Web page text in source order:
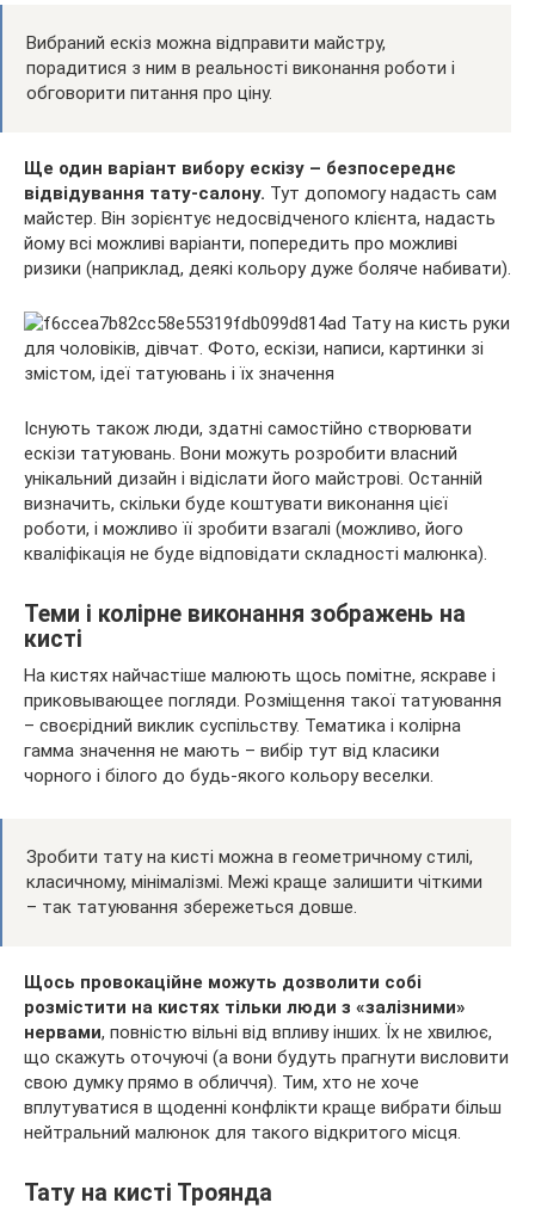
Вибраний ескіз можна відправити майстру,
порадитися з ним в реальності виконання роботи і
обговорити питання про ціну.
Ще один варіант вибору ескізу – безпосереднє
відвідування тату-салону. Тут допомогу надасть сам
майстер. Він зорієнтує недосвідченого клієнта, надасть
йому всі можливі варіанти, попередить про можливі
ризики (наприклад, деякі кольору дуже боляче набивати).
Існують також люди, здатні самостійно створювати
ескізи татуювань. Вони можуть розробити власний
унікальний дизайн і відіслати його майстрові. Останній
визначить, скільки буде коштувати виконання цієї
роботи, і можливо її зробити взагалі (можливо, його
кваліфікація не буде відповідати складності малюнка).
Теми і колірне виконання зображень на
кисті
На кистях найчастіше малюють щось помітне, яскраве і
приковывающее погляди. Розміщення такої татуювання
– своєрідний виклик суспільству. Тематика і колірна
гамма значення не мають – вибір тут від класики
чорного і білого до будь-якого кольору веселки.
Зробити тату на кисті можна в геометричному стилі,
класичному, мінімалізмі. Межі краще залишити чіткими
– так татуювання збережеться довше.
Щось провокаційне можуть дозволити собі
розмістити на кистях тільки люди з «залізними»
нервами, повністю вільні від впливу інших. Їх не хвилює,
що скажуть оточуючі (а вони будуть прагнути висловити
свою думку прямо в обличчя). Тим, хто не хоче
вплутуватися в щоденні конфлікти краще вибрати більш
нейтральний малюнок для такого відкритого місця.
Тату на кисті Троянда